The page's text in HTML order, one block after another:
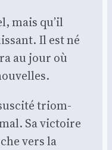
mais qu’il
Il est né
au jour où
triom­
Sa vic­toire
vers la